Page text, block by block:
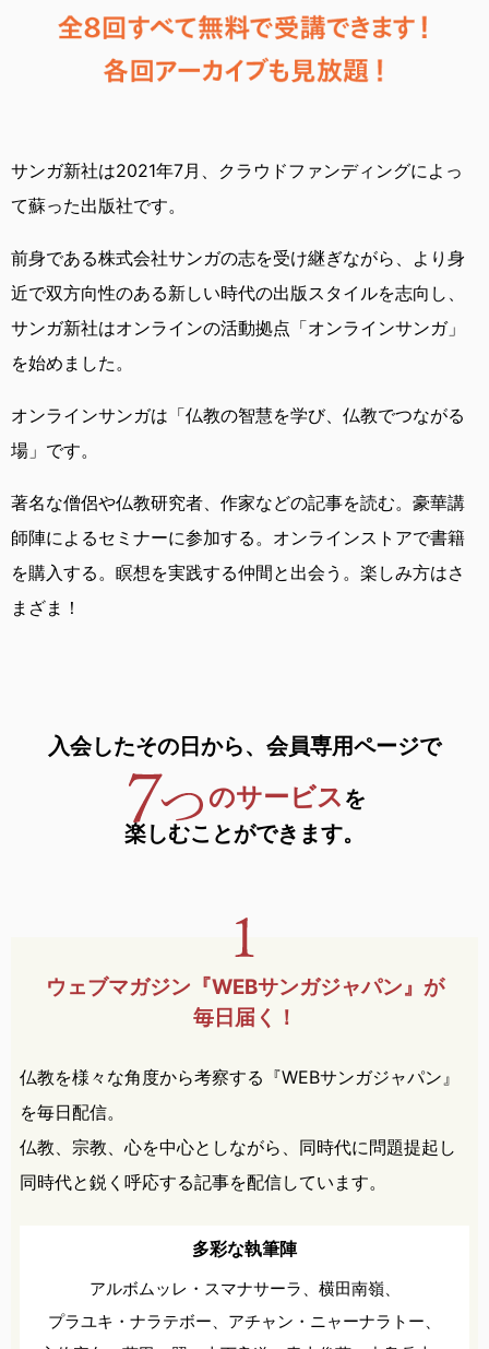
サンガ新社は2021年7月、 クラウドファンディングによっ
て蘇った出版社です。
前身である株式会社サンガの志を受け継ぎながら、 より身
近で双方向性のある新しい時代の出版スタイルを志向し、
サンガ新社はオンラインの活動拠点「オンラインサンガ」
を始めました。
オンラインサンガは 「仏教の智慧を学び、仏教でつながる
場」です。
著名な僧侶や仏教研究者、作家などの記事を読む。 豪華講
師陣によるセミナーに参加する。 オンラインストアで書籍
を購入する。 瞑想を実践する仲間と出会う。 楽しみ方はさ
まざま！
入会したその日から、 会員専用ページで
のサービス を
楽しむことができます。
ウェブマガジン『WEBサンガジャパン』が
毎日届く！
仏教を様々な角度から考察する『WEBサンガジャパン』
を毎日配信。
仏教、宗教、心を中心としながら、同時代に問題提起し
同時代と鋭く呼応する記事を配信しています。
多彩な執筆陣
アルボムッレ・スマナサーラ、 横田南嶺、
プラユキ・ナラテボー、 アチャン・ニャーナラトー、